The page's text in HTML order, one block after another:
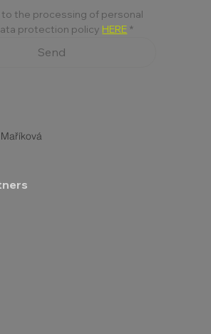
to the processing of personal
protection policy HERE *
Send